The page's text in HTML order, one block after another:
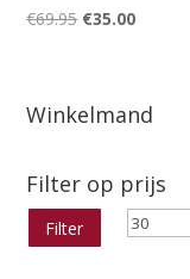
€69.95 Oorspronkelijke
€35.00Huidige
Winkelmand
Filter op prijs
Min.
Filter